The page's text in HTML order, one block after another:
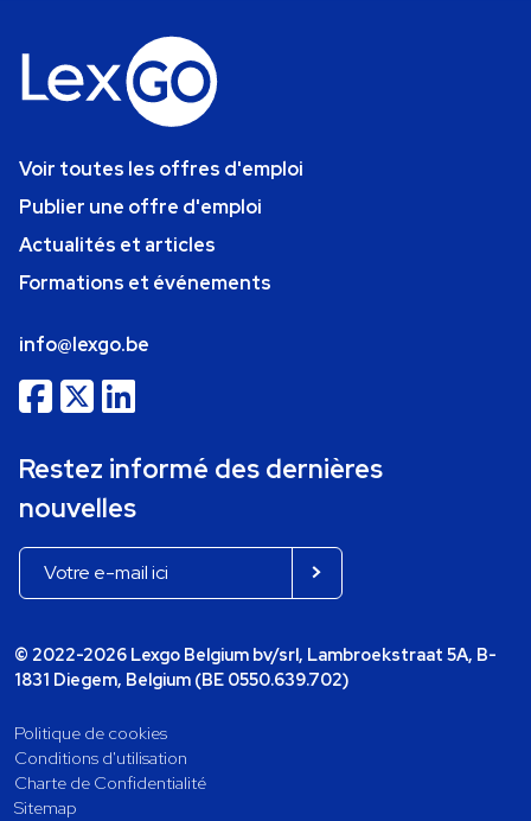
Voir toutes les offres d'emploi
Publier une offre d'emploi
Actualités et articles
Formations et événements
info@lexgo.be
Restez informé des dernières
nouvelles
© 2022-2026 Lexgo Belgium bv/srl, Lambroekstraat 5A, B-
1831 Diegem, Belgium (BE 0550.639.702)
Politique de cookies
Conditions d'utilisation
Charte de Confidentialité
Sitemap